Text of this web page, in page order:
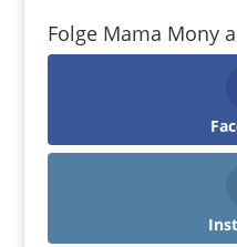
Folge Mama Mony